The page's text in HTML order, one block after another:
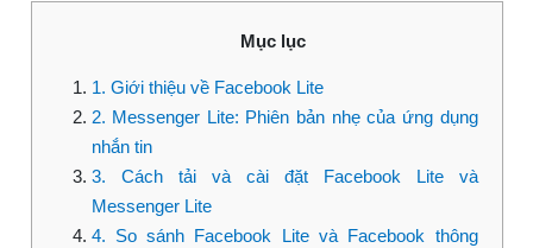
Mục lục
1. Giới thiệu về Facebook Lite
2. Messenger Lite: Phiên bản nhẹ của ứng dụng
nhắn tin
3. Cách tải và cài đặt Facebook Lite và
Messenger Lite
4. So sánh Facebook Lite và Facebook thông